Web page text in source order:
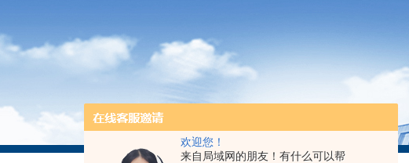
欢迎您！
来自局域网的朋友！有什么可以帮